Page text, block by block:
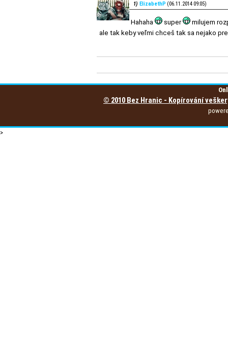
1) ElizabethP (06.11.2014 09:05)
Hahaha super
milujem
ale tak keby veľmi chceš tak sa nejako
© 2010 Bez Hranic - Kopírování
>